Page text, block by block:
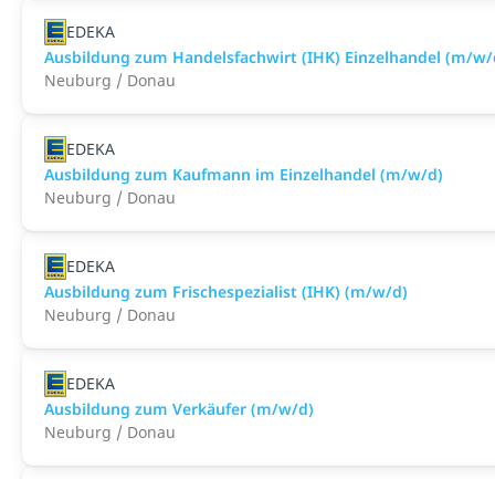
EDEKA
Ausbildung zum Handelsfachwirt (IHK) Einzelhandel (m/
Neuburg / Donau
EDEKA
Ausbildung zum Kaufmann im Einzelhandel (m/w/d)
Neuburg / Donau
EDEKA
Ausbildung zum Frischespezialist (IHK) (m/w/d)
Neuburg / Donau
EDEKA
Ausbildung zum Verkäufer (m/w/d)
Neuburg / Donau